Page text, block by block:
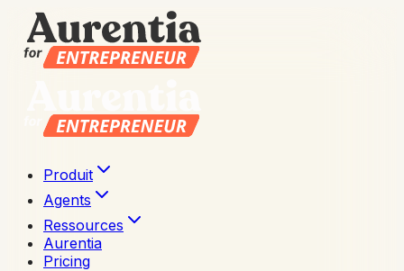
Produit
Agents
Ressources
Aurentia
Pricing